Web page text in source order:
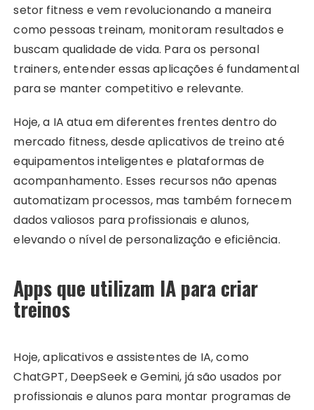
setor fitness e vem revolucionando a maneira
como pessoas treinam, monitoram resultados e
buscam qualidade de vida. Para os personal
trainers, entender essas aplicações é fundamental
para se manter competitivo e relevante.
Hoje, a IA atua em diferentes frentes dentro do
mercado fitness, desde aplicativos de treino até
equipamentos inteligentes e plataformas de
acompanhamento. Esses recursos não apenas
automatizam processos, mas também fornecem
dados valiosos para profissionais e alunos,
elevando o nível de personalização e eficiência.
Apps que utilizam IA para criar
treinos
Hoje, aplicativos e assistentes de IA, como
ChatGPT, DeepSeek e Gemini, já são usados por
profissionais e alunos para montar programas de